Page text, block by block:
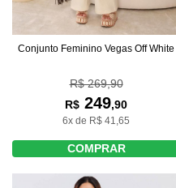
Conjunto Feminino Vegas Off White
R$ 269,90
R$ 249,90
6x de R$ 41,65
COMPRAR